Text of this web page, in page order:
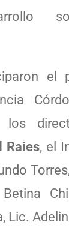
el
los
Raies, el
Lic.